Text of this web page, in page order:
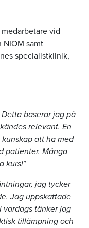
vid
samt
specialistklinik,
baserar jag på
relevant. En
att ha med
patienter. Många
kurs!”
jag tycker
Jag uppskattade
tänker jag
tillämpning och